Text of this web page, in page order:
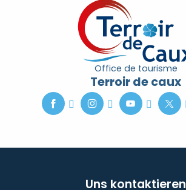
Office de tourisme
Terroir de caux
Uns kontaktieren